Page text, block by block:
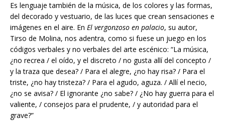
Es lenguaje también de la música, de los colores y las formas,
del decorado y vestuario, de las luces que crean sensaciones e
imágenes en el aire. En El vergonzoso en palacio, su autor,
Tirso de Molina, nos adentra, como si fuese un juego en los
códigos verbales y no verbales del arte escénico: “La música,
¿no recrea / el oído, y el discreto / no gusta allí del concepto /
y la traza que desea? / Para el alegre, ¿no hay risa? / Para el
triste, ¿no hay tristeza? / Para el agudo, aguza. / Allí el necio,
¿no se avisa? / El ignorante ¿no sabe? / ¿No hay guerra para el
valiente, / consejos para el prudente, / y autoridad para el
grave?”